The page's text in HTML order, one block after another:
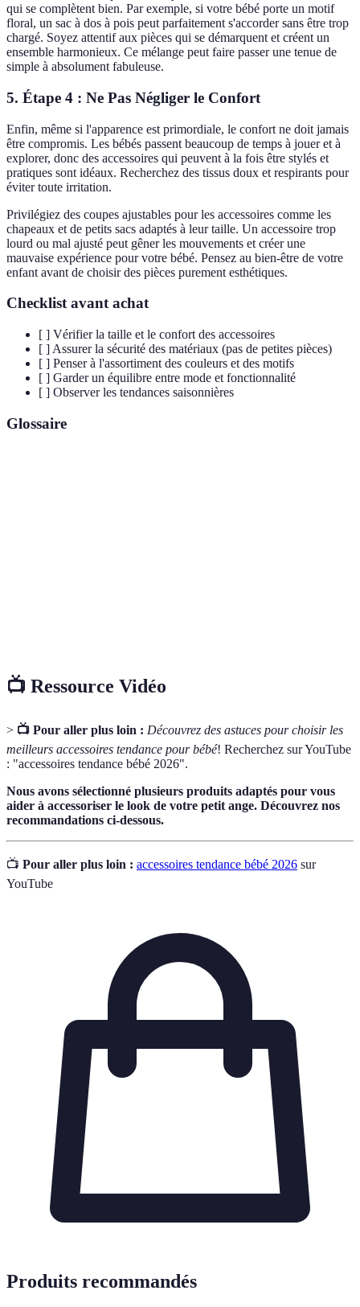
qui se complètent bien. Par exemple, si votre bébé porte un motif
floral, un sac à dos à pois peut parfaitement s'accorder sans être trop
chargé. Soyez attentif aux pièces qui se démarquent et créent un
ensemble harmonieux. Ce mélange peut faire passer une tenue de
simple à absolument fabuleuse.
5. Étape 4 : Ne Pas Négliger le Confort
Enfin, même si l'apparence est primordiale, le confort ne doit jamais
être compromis. Les bébés passent beaucoup de temps à jouer et à
explorer, donc des accessoires qui peuvent à la fois être stylés et
pratiques sont idéaux. Recherchez des tissus doux et respirants pour
éviter toute irritation.
Privilégiez des coupes ajustables pour les accessoires comme les
chapeaux et de petits sacs adaptés à leur taille. Un accessoire trop
lourd ou mal ajusté peut gêner les mouvements et créer une
mauvaise expérience pour votre bébé. Pensez au bien-être de votre
enfant avant de choisir des pièces purement esthétiques.
Checklist avant achat
[ ] Vérifier la taille et le confort des accessoires
[ ] Assurer la sécurité des matériaux (pas de petites pièces)
[ ] Penser à l'assortiment des couleurs et des motifs
[ ] Garder un équilibre entre mode et fonctionnalité
[ ] Observer les tendances saisonnières
Glossaire
📺 Ressource Vidéo
> 📺 Pour aller plus loin : Découvrez des astuces pour choisir les
meilleurs accessoires tendance pour bébé! Recherchez sur YouTube
: "accessoires tendance bébé 2026".
Nous avons sélectionné plusieurs produits adaptés pour vous
aider à accessoriser le look de votre petit ange. Découvrez nos
recommandations ci-dessous.
📺 Pour aller plus loin : accessoires tendance bébé 2026 sur
YouTube
Produits recommandés